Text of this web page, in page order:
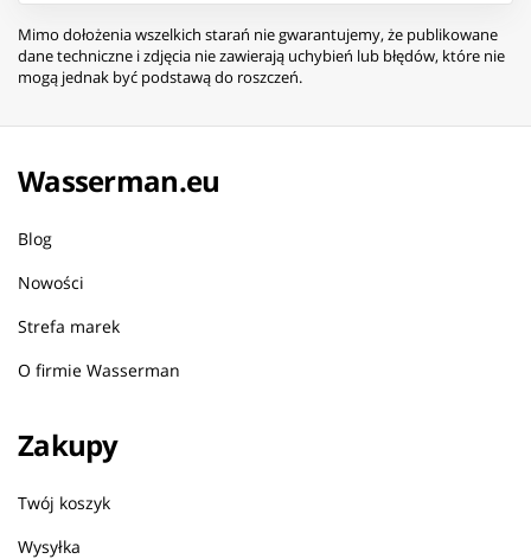
Mimo dołożenia wszelkich starań nie gwarantujemy, że publikowane
dane techniczne i zdjęcia nie zawierają uchybień lub błędów, które nie
mogą jednak być podstawą do roszczeń.
Wasserman.eu
Blog
Nowości
Strefa marek
O firmie Wasserman
Zakupy
Twój koszyk
Wysyłka